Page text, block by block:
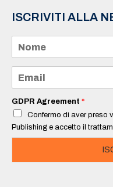
ISCRIVITI ALLA
m
e
a
i
*
GDPR Agreement *
Confermo di aver preso
Publishing e accetto il